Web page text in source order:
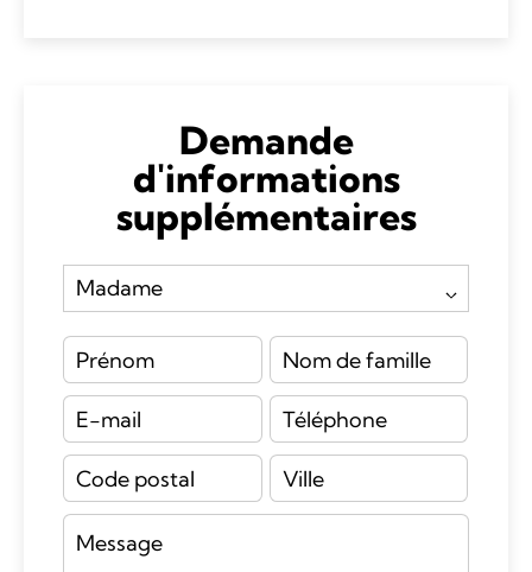
Demande
d'informations
supplémentaires